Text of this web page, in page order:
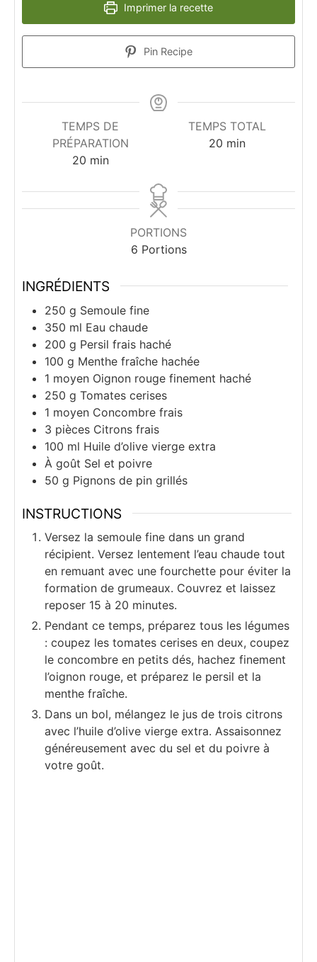
Imprimer la recette
Pin Recipe
TEMPS DE
PRÉPARATION
20minutes
min
TEMPS TOTAL
20minutes
min
PORTIONS
6 Portions
INGRÉDIENTS
250 g Semoule fine
350 ml Eau chaude
200 g Persil frais haché
100 g Menthe fraîche hachée
1 moyen Oignon rouge finement haché
250 g Tomates cerises
1 moyen Concombre frais
3 pièces Citrons frais
100 ml Huile d’olive vierge extra
À goût Sel et poivre
50 g Pignons de pin grillés
INSTRUCTIONS
Versez la semoule fine dans un grand
récipient. Versez lentement l’eau chaude tout
en remuant avec une fourchette pour éviter la
formation de grumeaux. Couvrez et laissez
reposer 15 à 20 minutes.
Pendant ce temps, préparez tous les légumes
: coupez les tomates cerises en deux, coupez
le concombre en petits dés, hachez finement
l’oignon rouge, et préparez le persil et la
menthe fraîche.
Dans un bol, mélangez le jus de trois citrons
avec l’huile d’olive vierge extra. Assaisonnez
généreusement avec du sel et du poivre à
votre goût.